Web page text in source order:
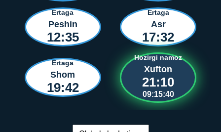
Ertaga
Peshin
12:35
Ertaga
Asr
17:32
Ertaga
Shom
19:42
Hozirgi namoz
Xufton
21:10
09:15:40